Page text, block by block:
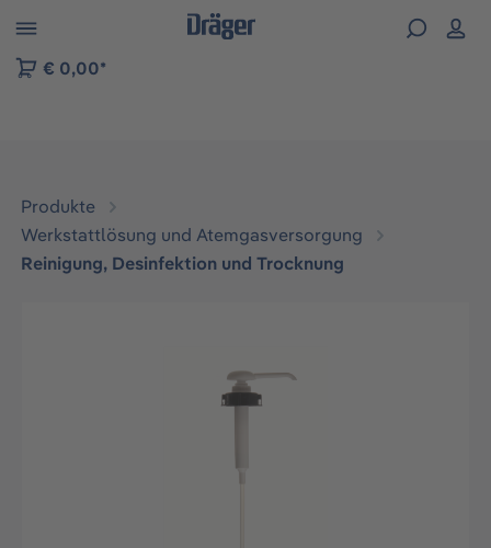
der B2B-Plattform springen
€ 0,00*
Produkte
Werkstattlösung und Atemgasversorgung
Reinigung, Desinfektion und Trocknung